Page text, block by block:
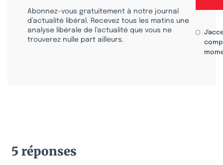
Abonnez-vous gratuitement à notre journal
d’actualité libéral. Recevez tous les matins une
analyse libérale de l’actualité que vous ne
trouverez nulle part ailleurs.
5 réponses